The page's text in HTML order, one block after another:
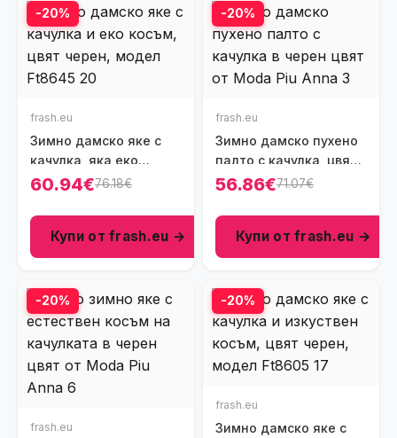
-20%
frash.eu
Зимно дамско яке с
качулка, яка еко
косъм, цвят черен,
60.94€76.18€
Купи от frash.eu →
-20%
frash.eu
Зимно дамско пухено
палто с качулка, цвят
черен, Ft8589
56.86€71.07€
Купи от frash.eu →
-20%
frash.eu
-20%
frash.eu
Зимно дамско яке с